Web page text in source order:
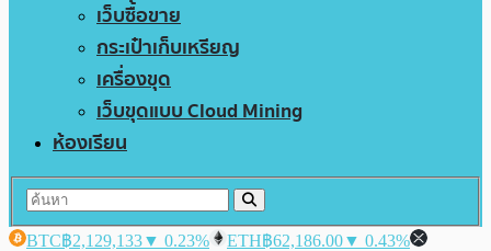
เว็บซื้อขาย
กระเป๋าเก็บเหรียญ
เครื่องขุด
เว็บขุดแบบ Cloud Mining
ห้องเรียน
BTC฿2,129,133▼ 0.23% ETH฿62,186.00▼ 0.43%